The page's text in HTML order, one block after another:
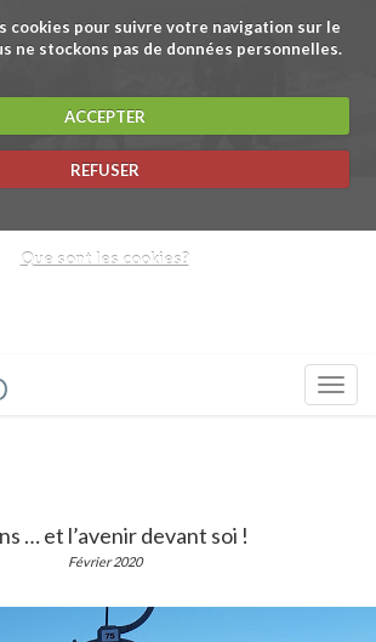
cookies pour suivre votre navigation sur le
ne stockons pas de données personnelles.
ACCEPTER
REFUSER
Que sont les cookies?
convaincre
influencer
convaincre
communiquer
… et l’avenir devant soi !
Février 2020